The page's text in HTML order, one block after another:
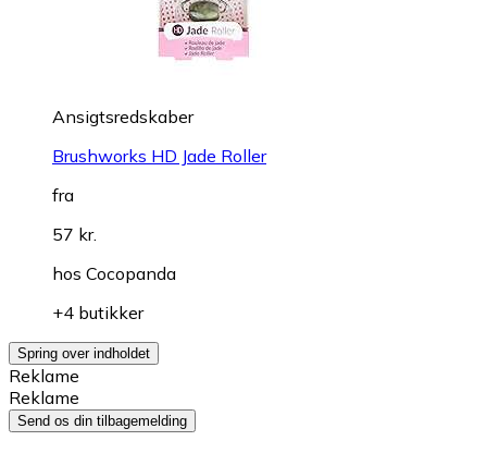
Ansigtsredskaber
Brushworks HD Jade Roller
fra
57 kr.
hos Cocopanda
+4 butikker
Spring over indholdet
Reklame
Reklame
Send os din tilbagemelding